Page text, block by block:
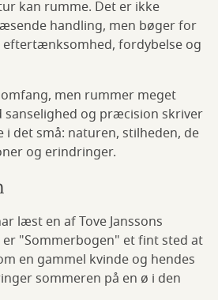
kan rumme. Det er ikke
handling, men bøger for
fordybelse og
men rummer meget
sanselighed og præcision skriver
i det små: naturen, stilheden, de
og erindringer.
læst en af Tove Janssons
"Sommerbogen" et fint sted at
en gammel kvinde og hendes
sommeren på en ø i den